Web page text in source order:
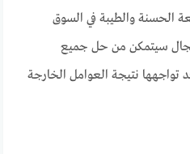
الحسنة والطيبة في السوق
المجال سيتمكن من حل جميع
تواجهها نتيجة العوامل الخارجة